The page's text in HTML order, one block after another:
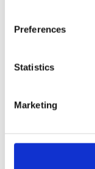
Preferences
Statistics
Marketing
Dumper ROTAIR